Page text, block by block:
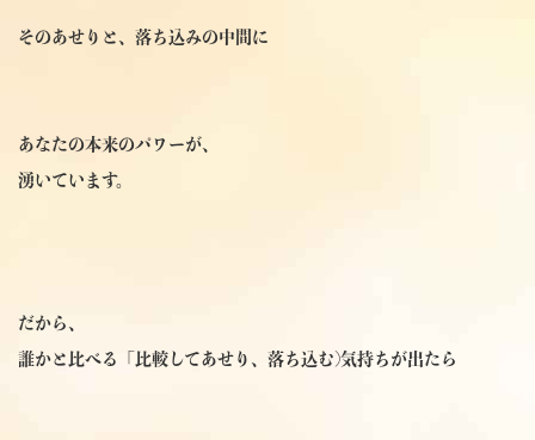
そのあせりと、落ち込みの中間に
あなたの本来のパワーが、
湧いています。
だから、
誰かと比べる「比較してあせり、落ち込む)気持ちが出たら